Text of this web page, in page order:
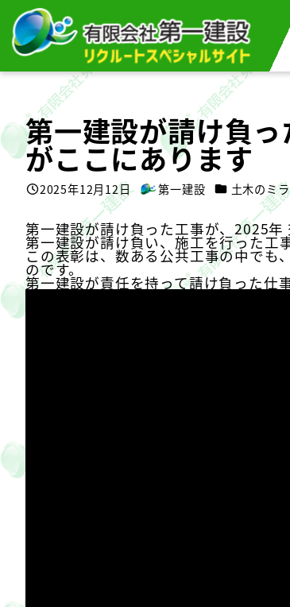
ン
コ
テ
ン
動 第一建設が請け負
がここにあります
投稿日
2025年12月12日
著
第一建設 カテゴリー
土木のミ
第一建設が請け負った工事が、2025年
第一建設が請け負い、施工を行った工
この表彰は、数ある公共工事の中でも
のです。
第一建設が責任を持って請け負った仕